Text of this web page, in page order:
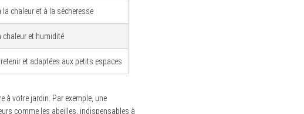
la chaleur et à la sécheresse
chaleur et humidité
et adaptées aux petits espaces
à votre jardin. Par exemple, une
comme les abeilles, indispensables à